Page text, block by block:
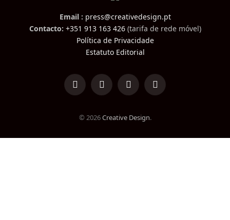
Email : press@creativedesign.pt
Contacto: +351 913 163 426(tarifa de rede móvel)
Política de Privacidade
Estatuto Editorial
LinkedInFacebookInstagramTikTok
© 2026Creative Design.